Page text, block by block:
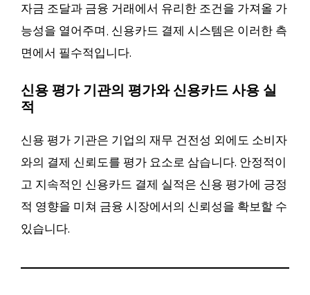
자금 조달과 금융 거래에서 유리한 조건을 가져올 가
능성을 열어주며, 신용카드 결제 시스템은 이러한 측
면에서 필수적입니다.
신용 평가 기관의 평가와 신용카드 사용 실
적
신용 평가 기관은 기업의 재무 건전성 외에도 소비자
와의 결제 신뢰도를 평가 요소로 삼습니다. 안정적이
고 지속적인 신용카드 결제 실적은 신용 평가에 긍정
적 영향을 미쳐 금융 시장에서의 신뢰성을 확보할 수
있습니다.